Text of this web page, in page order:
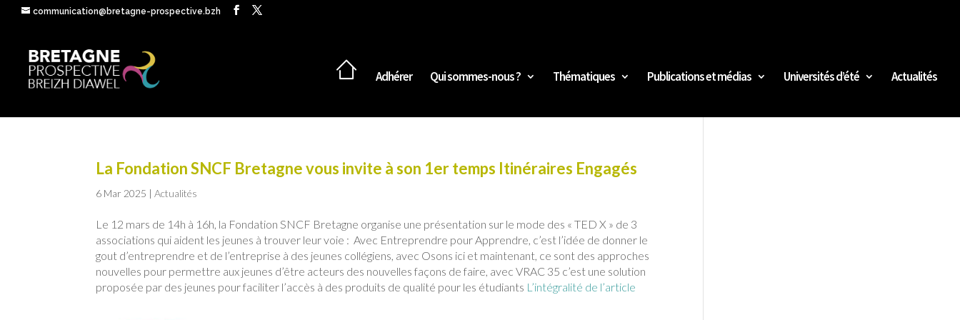
communication@bretagne-prospective.bzh
Adhérer Qui sommes-nous ? Thématiques Publications et médias Universités d’été Actualités
La Fondation SNCF Bretagne vous invite à son 1er temps Itinéraires Engagés
6 Mar 2025 |Actualités
Le 12 mars de 14h à 16h, la Fondation SNCF Bretagne organise une présentation sur le mode des « TED X » de 3
associations qui aident les jeunes à trouver leur voie :Avec Entreprendre pour Apprendre, c’est l’idée de donner le
gout d’entreprendre et de l’entreprise à des jeunes collégiens, avec Osons ici et maintenant, ce sont des approches
nouvelles pour permettre aux jeunes d’être acteurs des nouvelles façons de faire, avec VRAC 35 c’est une solution
proposée par des jeunes pour faciliter l’accès à des produits de qualité pour les étudiants L’intégralité de l’article